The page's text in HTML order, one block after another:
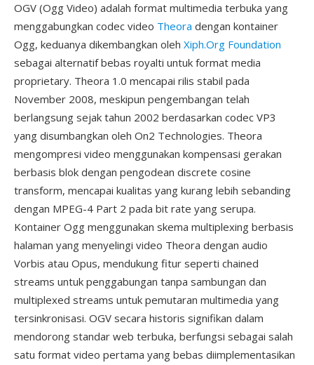
OGV (Ogg Video) adalah format multimedia terbuka yang
menggabungkan codec video Theora dengan kontainer
Ogg, keduanya dikembangkan oleh Xiph.Org Foundation
sebagai alternatif bebas royalti untuk format media
proprietary. Theora 1.0 mencapai rilis stabil pada
November 2008, meskipun pengembangan telah
berlangsung sejak tahun 2002 berdasarkan codec VP3
yang disumbangkan oleh On2 Technologies. Theora
mengompresi video menggunakan kompensasi gerakan
berbasis blok dengan pengodean discrete cosine
transform, mencapai kualitas yang kurang lebih sebanding
dengan MPEG-4 Part 2 pada bit rate yang serupa.
Kontainer Ogg menggunakan skema multiplexing berbasis
halaman yang menyelingi video Theora dengan audio
Vorbis atau Opus, mendukung fitur seperti chained
streams untuk penggabungan tanpa sambungan dan
multiplexed streams untuk pemutaran multimedia yang
tersinkronisasi. OGV secara historis signifikan dalam
mendorong standar web terbuka, berfungsi sebagai salah
satu format video pertama yang bebas diimplementasikan